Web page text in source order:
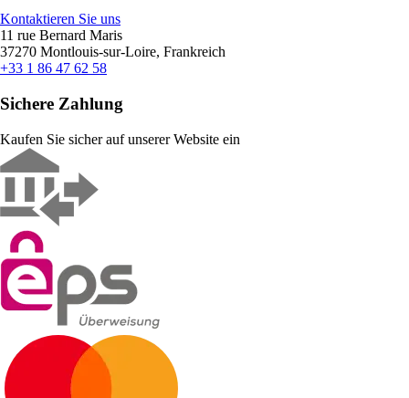
Kontaktieren Sie uns
11 rue Bernard Maris
37270 Montlouis-sur-Loire, Frankreich
+33 1 86 47 62 58
Sichere Zahlung
Kaufen Sie sicher auf unserer Website ein